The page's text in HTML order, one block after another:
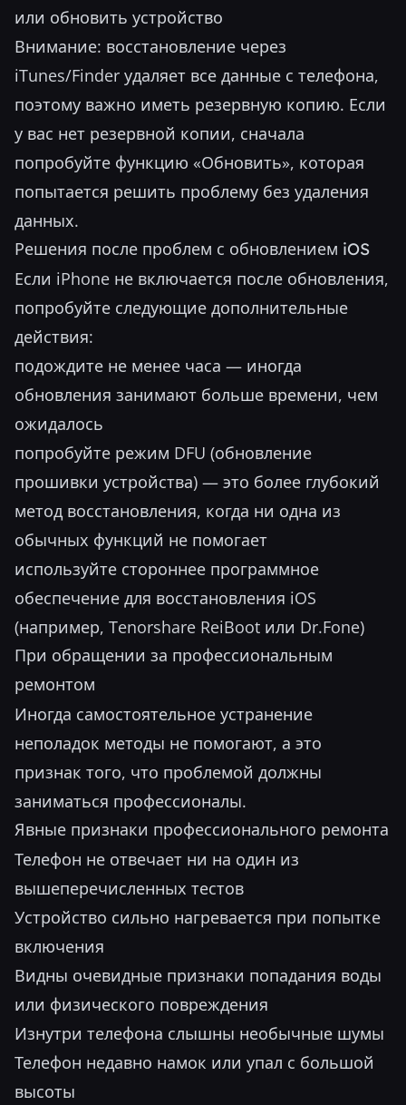
или обновить устройство
Внимание: восстановление через
iTunes/Finder удаляет все данные с телефона,
поэтому важно иметь резервную копию. Если
у вас нет резервной копии, сначала
попробуйте функцию «Обновить», которая
попытается решить проблему без удаления
данных.
Решения после проблем с обновлением iOS
Если iPhone не включается после обновления,
попробуйте следующие дополнительные
действия:
подождите не менее часа — иногда
обновления занимают больше времени, чем
ожидалось
попробуйте режим DFU (обновление
прошивки устройства) — это более глубокий
метод восстановления, когда ни одна из
обычных функций не помогает
используйте стороннее программное
обеспечение для восстановления iOS
(например, Tenorshare ReiBoot или Dr.Fone)
При обращении за профессиональным
ремонтом
Иногда самостоятельное устранение
неполадок методы не помогают, а это
признак того, что проблемой должны
заниматься профессионалы.
Явные признаки профессионального ремонта
Телефон не отвечает ни на один из
вышеперечисленных тестов
Устройство сильно нагревается при попытке
включения
Видны очевидные признаки попадания воды
или физического повреждения
Изнутри телефона слышны необычные шумы
Телефон недавно намок или упал с большой
высоты